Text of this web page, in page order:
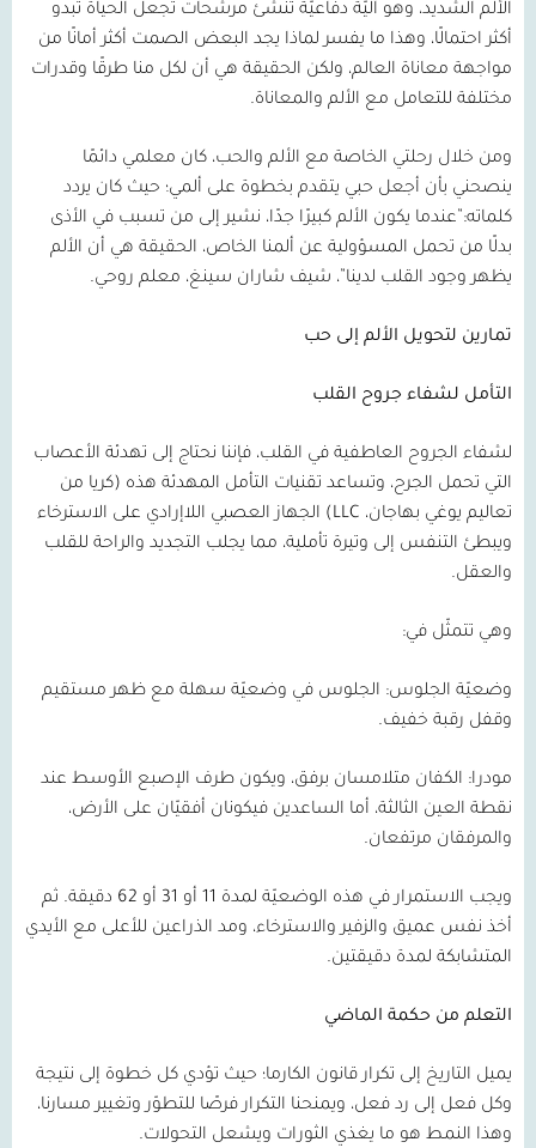
الألم الشديد، وهو آليّة دفاعيّة تنشئ مرشحات تجعل الحياة تبدو
أكثر احتمالًا، وهذا ما يفسر لماذا يجد البعض الصمت أكثر أمانًا من
مواجهة معاناة العالم، ولكن الحقيقة هي أن لكل منا طرقًا وقدرات
مختلفة للتعامل مع الألم والمعاناة.
ومن خلال رحلتي الخاصة مع الألم والحب، كان معلمي دائمًا
ينصحني بأن أجعل حبي يتقدم بخطوة على ألمي؛ حيث كان يردد
كلماته:”عندما يكون الألم كبيرًا جدًا، نشير إلى من تسبب في الأذى
بدلًا من تحمل المسؤولية عن ألمنا الخاص، الحقيقة هي أن الألم
يظهر وجود القلب لدينا”، شيف شاران سينغ، معلم روحي.
تمارين لتحويل الألم إلى حب
التأمل لشفاء جروح القلب
لشفاء الجروح العاطفية في القلب، فإننا نحتاج إلى تهدئة الأعصاب
التي تحمل الجرح، وتساعد تقنيات التأمل المهدئة هذه (كريا من
تعاليم يوغي بهاجان، LLC) الجهاز العصبي اللاإرادي على الاسترخاء
ويبطئ التنفس إلى وتيرة تأملية، مما يجلب التجديد والراحة للقلب
والعقل.
وهي تتمثّل في:
وضعيّة الجلوس: الجلوس في وضعيّة سهلة مع ظهر مستقيم
وقفل رقبة خفيف.
مودرا: الكفان متلامسان برفق، ويكون طرف الإصبع الأوسط عند
نقطة العين الثالثة، أما الساعدين فيكونان أفقيّان على الأرض،
والمرفقان مرتفعان.
ويجب الاستمرار في هذه الوضعيّة لمدة 11 أو 31 أو 62 دقيقة. ثم
أخذ نفس عميق والزفير والاسترخاء، ومد الذراعين للأعلى مع الأيدي
المتشابكة لمدة دقيقتين.
التعلم من حكمة الماضي
يميل التاريخ إلى تكرار قانون الكارما؛ حيث تؤدي كل خطوة إلى نتيجة
وكل فعل إلى رد فعل، ويمنحنا التكرار فرصًا للتطوّر وتغيير مسارنا،
وهذا النمط هو ما يغذي الثورات ويشعل التحولات.